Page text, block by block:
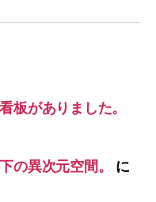
板がありました。
の異次元空間。
に